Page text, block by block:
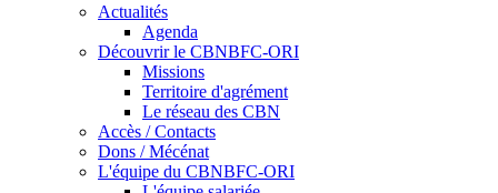
Actualités
Agenda
Découvrir le CBNBFC-ORI
Missions
Territoire d'agrément
Le réseau des CBN
Accès / Contacts
Dons / Mécénat
L'équipe du CBNBFC-ORI